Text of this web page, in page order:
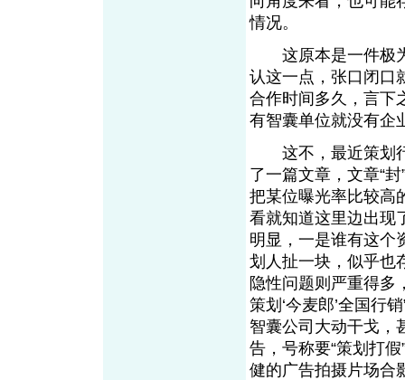
情况。
这原本是一件极为
认这一点，张口闭口
合作时间多久，言下
有智囊单位就没有企
这不，最近策划行
了一篇文章，文章“
把某位曝光率比较高
看就知道这里边出现
明显，一是谁有这个
划人扯一块，似乎也
隐性问题则严重得
策划‘今麦郎’全国行
智囊公司大动干戈，
告，号称要“策划打
健的广告拍摄片场合